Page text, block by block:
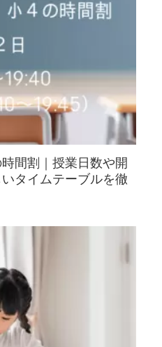
間割｜授業日数や開
タイムテーブルを徹